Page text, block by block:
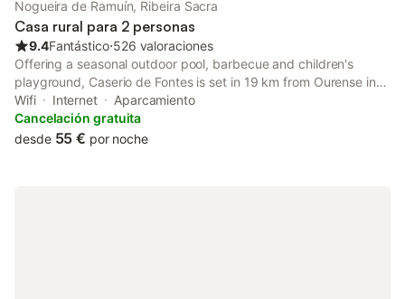
Nogueira de Ramuín, Ribeira Sacra
Casa rural para 2 personas
9.4Fantástico⋅526 valoraciones
Offering a seasonal outdoor pool, barbecue and children's
playground, Caserio de Fontes is set in 19 km from Ourense in
the Galicia Region, 14 km from As Burgas Thermal Springs. Free
WiFi is available and free private parking is available on site.
Wifi Internet
Aparcamiento
Cancelación gratuita
desde 55 € por noche